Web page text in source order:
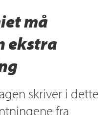
må
ekstra
skriver i dette
fra